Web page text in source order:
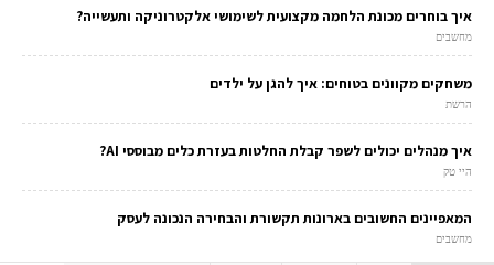
איך בוחרים מכונת הלחמה מקצועית לשימושי אלקטרוניקה ותעשייה?
מחשבים
משחקים מקוונים בטוחים: איך להגן על ילדים
הרשת
איך מנהלים יכולים לשפר קבלת החלטות בעזרת כלים מבוססי AI?
היי טק
המאפיינים החשובים בארונות תקשורת והבחירה הנכונה לעסק
מחשבים